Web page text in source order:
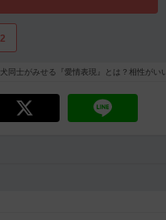
2
犬同士がみせる『愛情表現』とは？相性が